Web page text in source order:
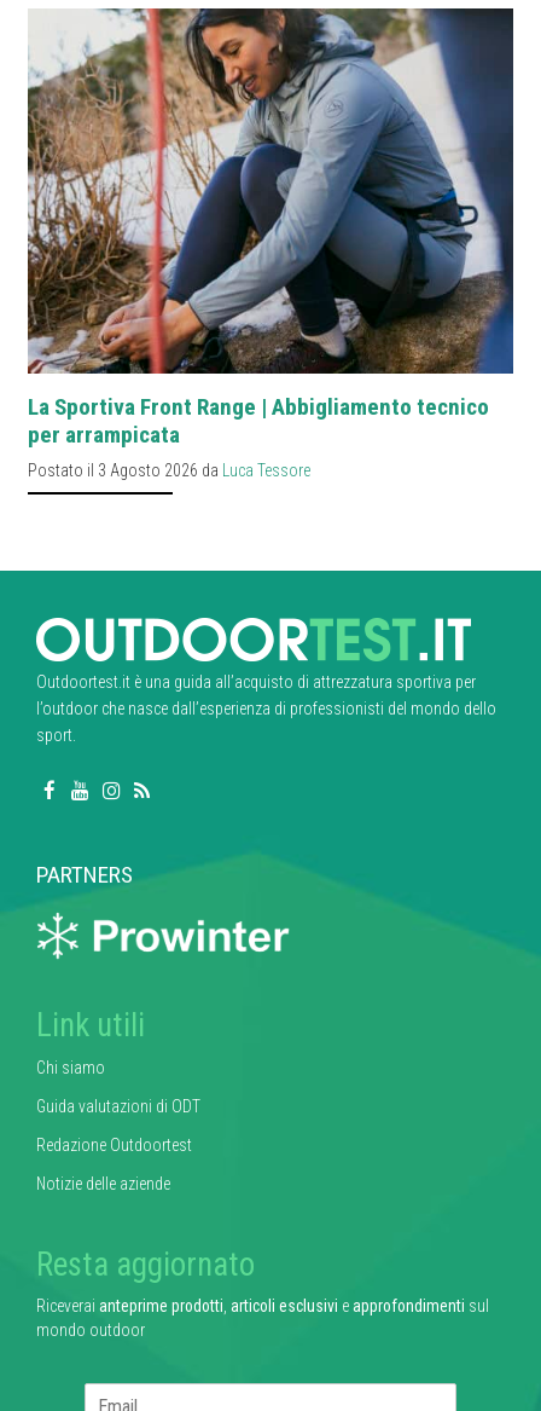
La Sportiva Front Range | Abbigliamento tecnico
per arrampicata
Postato il 3 Agosto 2026 da Luca Tessore
Outdoortest.it è una guida all’acquisto di attrezzatura sportiva per
l’outdoor che nasce dall’esperienza di professionisti del mondo dello
sport.
PARTNERS
Link utili
Chi siamo
Guida valutazioni di ODT
Redazione Outdoortest
Notizie delle aziende
Resta aggiornato
Riceverai anteprime prodotti, articoli esclusivi eapprofondimenti sul
mondo outdoor